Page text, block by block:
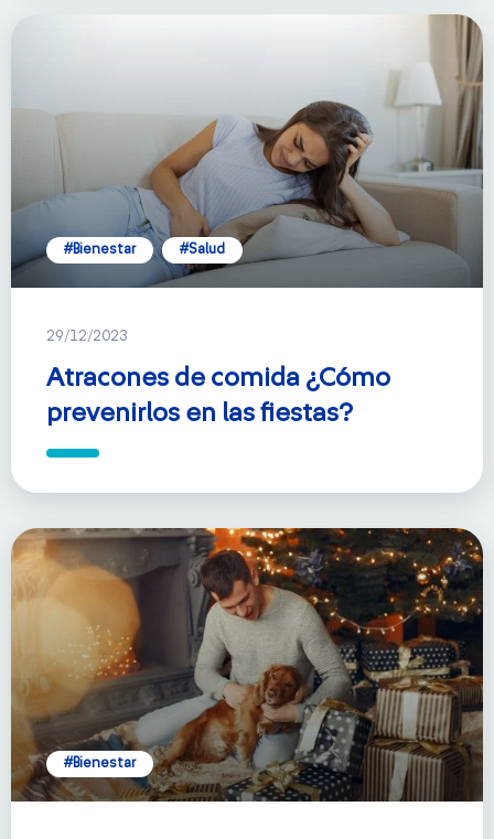
#Bienestar #Salud
29/12/2023
Atracones de comida ¿Cómo
prevenirlos en las fiestas?
#Bienestar